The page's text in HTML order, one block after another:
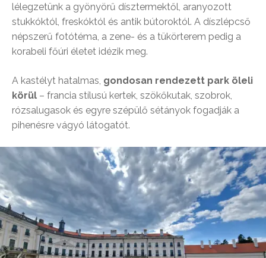
lélegzetünk a gyönyörű dísztermektől, aranyozott
stukkóktól, freskóktól és antik bútoroktól. A díszlépcső
népszerű fotótéma, a zene- és a tükörterem pedig a
korabeli főúri életet idézik meg.
A kastélyt hatalmas, gondosan rendezett park öleli
körül – francia stílusú kertek, szökőkutak, szobrok,
rózsalugasok és egyre szépülő sétányok fogadják a
pihenésre vágyó látogatót.